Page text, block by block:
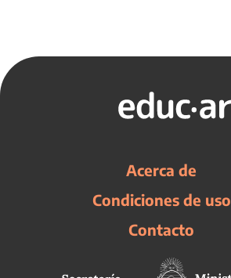
Acerca de
Condiciones de uso
Contacto